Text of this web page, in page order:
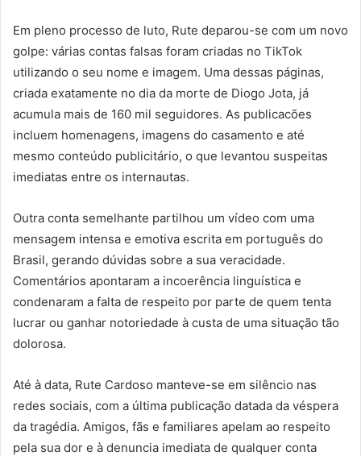
Em pleno processo de luto, Rute deparou-se com um novo
golpe: várias contas falsas foram criadas no TikTok
utilizando o seu nome e imagem. Uma dessas páginas,
criada exatamente no dia da morte de Diogo Jota, já
acumula mais de 160 mil seguidores. As publicacões
incluem homenagens, imagens do casamento e até
mesmo conteúdo publicitário, o que levantou suspeitas
imediatas entre os internautas.
Outra conta semelhante partilhou um vídeo com uma
mensagem intensa e emotiva escrita em português do
Brasil, gerando dúvidas sobre a sua veracidade.
Comentários apontaram a incoerência linguística e
condenaram a falta de respeito por parte de quem tenta
lucrar ou ganhar notoriedade à custa de uma situação tão
dolorosa.
Até à data, Rute Cardoso manteve-se em silêncio nas
redes sociais, com a última publicação datada da véspera
da tragédia. Amigos, fãs e familiares apelam ao respeito
pela sua dor e à denuncia imediata de qualquer conta